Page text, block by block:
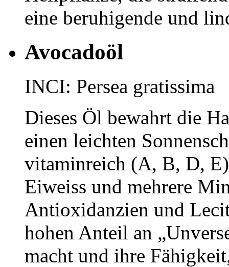
eine beruhigende und
Avocadoöl
INCI: Persea gratissima
Dieses Öl bewahrt die
einen leichten
vitaminreich (A, B, D,
Eiweiss und mehrere
Antioxidanzien und
hohen Anteil an
macht und ihre